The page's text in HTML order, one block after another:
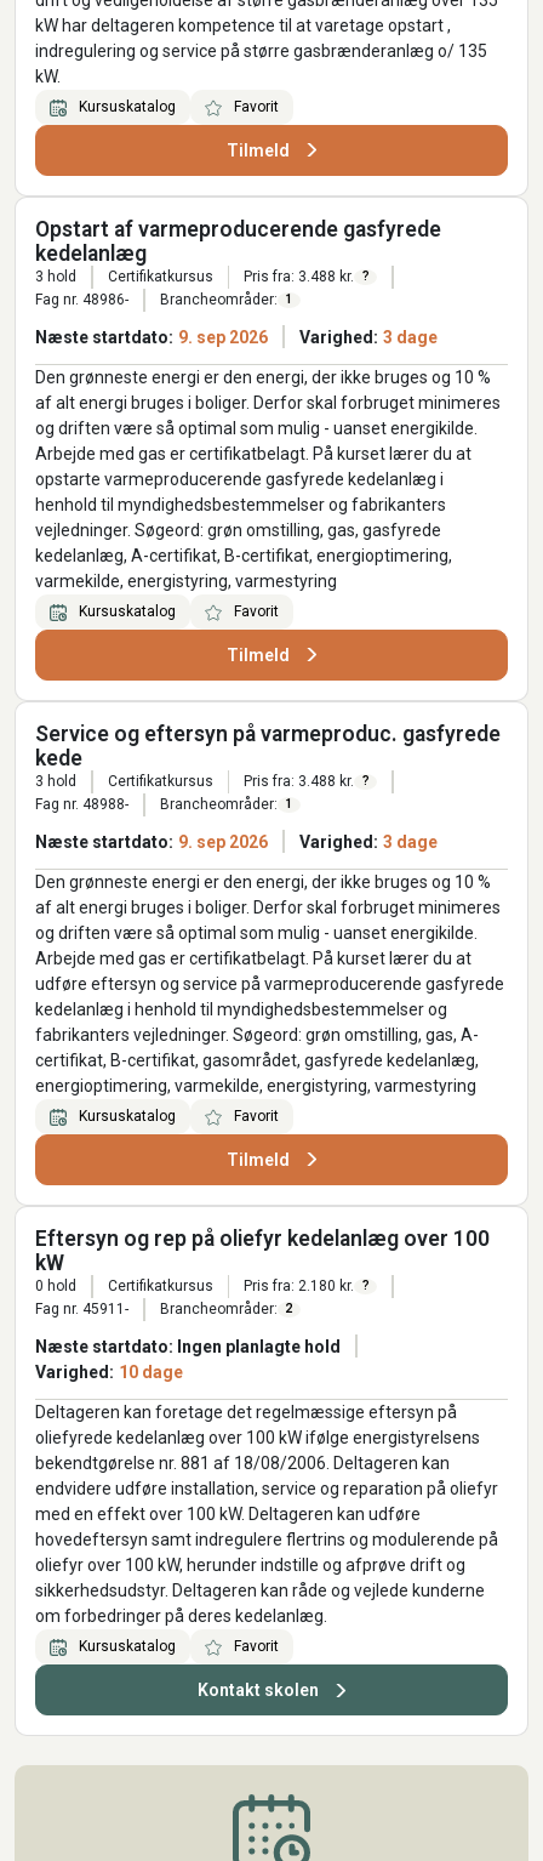
kW har deltageren kompetence til at varetage opstart ,
indregulering og service på større gasbrænderanlæg o/ 135
kW.
Kursuskatalog Favorit
Tilmeld
Opstart af varmeproducerende gasfyrede
kedelanlæg
3 hold Certifikatkursus Pris fra: 3.488 kr. ?
Fag nr. 48986- Brancheområder: 1
Næste startdato: 9. sep 2026 Varighed: 3 dage
Den grønneste energi er den energi, der ikke bruges og 10 %
af alt energi bruges i boliger. Derfor skal forbruget minimeres
og driften være så optimal som mulig - uanset energikilde.
Arbejde med gas er certifikatbelagt. På kurset lærer du at
opstarte varmeproducerende gasfyrede kedelanlæg i
henhold til myndighedsbestemmelser og fabrikanters
vejledninger. Søgeord: grøn omstilling, gas, gasfyrede
kedelanlæg, A-certifikat, B-certifikat, energioptimering,
varmekilde, energistyring, varmestyring
Kursuskatalog Favorit
Tilmeld
Service og eftersyn på varmeproduc. gasfyrede
kede
3 hold Certifikatkursus Pris fra: 3.488 kr. ?
Fag nr. 48988- Brancheområder: 1
Næste startdato: 9. sep 2026 Varighed: 3 dage
Den grønneste energi er den energi, der ikke bruges og 10 %
af alt energi bruges i boliger. Derfor skal forbruget minimeres
og driften være så optimal som mulig - uanset energikilde.
Arbejde med gas er certifikatbelagt. På kurset lærer du at
udføre eftersyn og service på varmeproducerende gasfyrede
kedelanlæg i henhold til myndighedsbestemmelser og
fabrikanters vejledninger. Søgeord: grøn omstilling, gas, A-
certifikat, B-certifikat, gasområdet, gasfyrede kedelanlæg,
energioptimering, varmekilde, energistyring, varmestyring
Kursuskatalog Favorit
Tilmeld
Eftersyn og rep på oliefyr kedelanlæg over 100
kW
0 hold Certifikatkursus Pris fra: 2.180 kr. ?
Fag nr. 45911- Brancheområder: 2
Næste startdato: Ingen planlagte hold
Varighed: 10 dage
Deltageren kan foretage det regelmæssige eftersyn på
oliefyrede kedelanlæg over 100 kW ifølge energistyrelsens
bekendtgørelse nr. 881 af 18/08/2006. Deltageren kan
endvidere udføre installation, service og reparation på oliefyr
med en effekt over 100 kW. Deltageren kan udføre
hovedeftersyn samt indregulere flertrins og modulerende på
oliefyr over 100 kW, herunder indstille og afprøve drift og
sikkerhedsudstyr. Deltageren kan råde og vejlede kunderne
om forbedringer på deres kedelanlæg.
Kursuskatalog Favorit
Kontakt skolen